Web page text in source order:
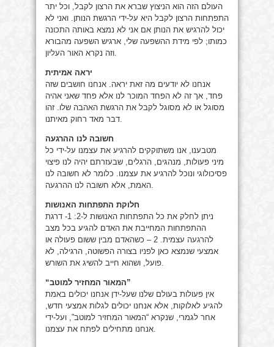
העולם הזה הוא הניצוץ שברא את הרצון לקבל, וכל יתר
התפתחות הרצון לקבל היא על-ידי הרגשת הנותן. ואני לא
יכול להרגיש את הנותן אם אני לא נמצא באותה התכונה
כמותו; לפי מידת ההשפעה שלי, ארגיש השפעה מהבורא
וזה נקרא האור העליון.
יראה אמיתית
אנחנו לא יודעים מה זאת יראה. אנחנו חושבים שזה
פחד, אך זה לא הפחד המוכר לנו אלא פחד שאני אהיה
מסוגל או לא מסוגל לקבל את הרגשת האהבה שלו. זהו
דבר מאד רחוק מאיתנו.
חשובה לנו ההרגעה
מטבענו, אנו משתוקקים להרגיע את עצמנו על-ידי כל
מיני פעולות, מנהגים, הרגלים, שבעזרתם יהיה לנו פיצוי
פסיכולוגי ונוכל להרגיע את עצמנו. כלומר לא חשובה לנו
האמת, אלא חשובה לנו ההרגעה.
חלוקת התפתחות האנושות
ניתן לחלק את כל התפתחות האנושות ל-2: 1- דרגת
ההתפתחות המחייבת את האדם להגיע בכל מצב
להרגעה עצמית. 2 – כשהאדם מבין ששום פעולה או
אמצעי שנמצא כאן לפניו בצורה הפשוטה, הרגילה, לא
פועל, ושהוא חייב להשיג את השורש.
“המאור המחזיר למוטב”
אין פעולות בעולם שלנו שעל-ידן אנחנו יכולים באמת
להגיע לאלוקות, אלא אנחנו יכולים לגלות אמצעי חדש,
אחר לגמרי, שנקרא “המאור המחזיר למוטב”, ועל-ידי
אנחנו מתחילים לפתח את עצמנו.